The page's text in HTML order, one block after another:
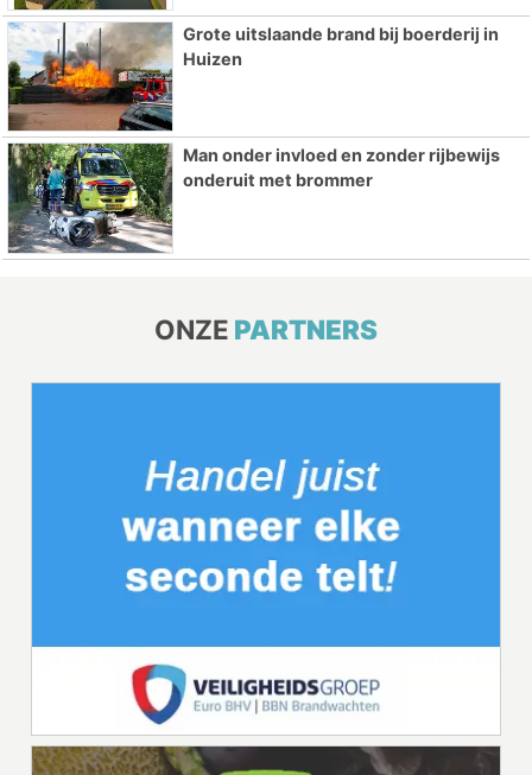
Grote uitslaande brand bij boerderij in
Huizen
Man onder invloed en zonder rijbewijs
onderuit met brommer
ONZE PARTNERS